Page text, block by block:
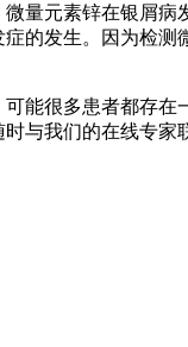
量元素锌在银屑
的发生。因为检
很多患者都存在
与我们的在线专家